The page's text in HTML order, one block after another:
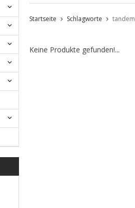
Startseite Schlagworte tandem
Keine Produkte gefunden!...